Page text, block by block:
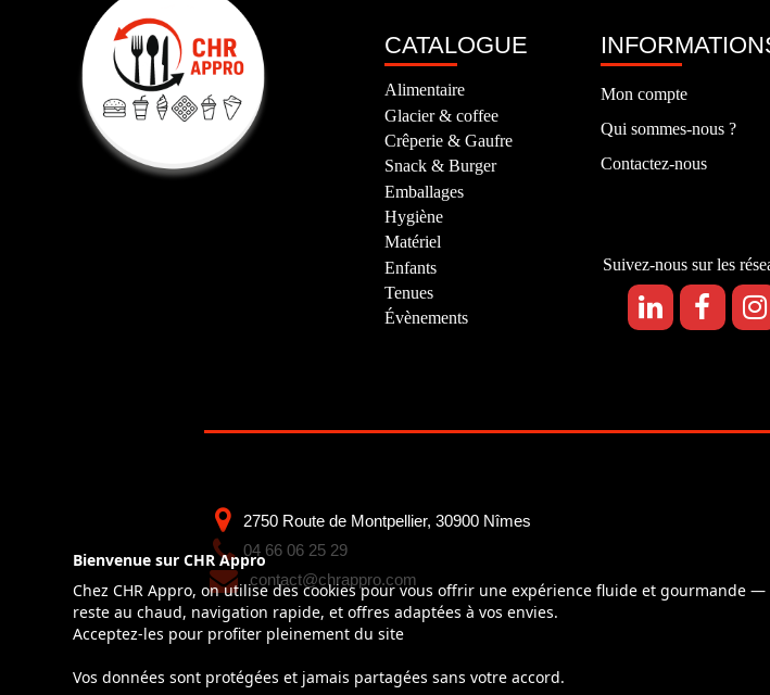
CATALOGUE
Alimentaire
Glacier & coffee
Crêperie & Gaufre
Snack & Burger
Emballages
Hygiène
Matériel
Enfants
Tenues
Évènements
Mon compte
Qui sommes-nous ?
Contactez-nous
Suivez-nous sur les
2750 Route de Montpellier, 30900 Nîmes
04 66 06 25 29
contact@chrappro.com
Bienvenue sur CHR Appro
Chez CHR Appro, on utilise des cookies pour vous offrir une expérience fluide et gourmande
reste au chaud, navigation rapide, et offres adaptées à vos envies.
Acceptez-les pour profiter pleinement du site
Vos données sont protégées et jamais partagées sans votre accord.